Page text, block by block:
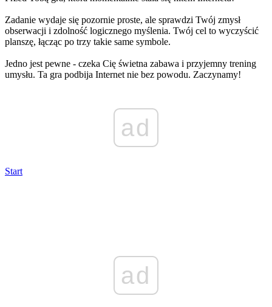
Zadanie wydaje się pozornie proste, ale sprawdzi Twój zmysł
obserwacji i zdolność logicznego myślenia. Twój cel to wyczyścić
planszę, łącząc po trzy takie same symbole.
Jedno jest pewne - czeka Cię świetna zabawa i przyjemny trening
umysłu. Ta gra podbija Internet nie bez powodu. Zaczynamy!
ad
Start
ad